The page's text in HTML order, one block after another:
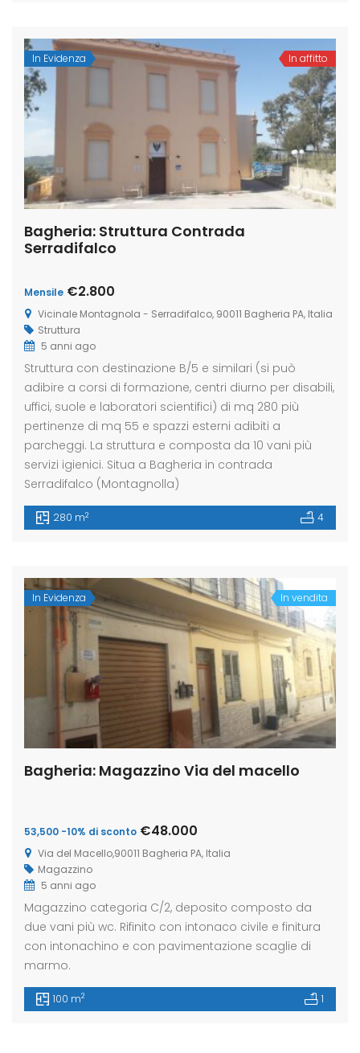
In Evidenza In affitto
Bagheria: Struttura Contrada
Serradifalco
Mensile €2.800
Vicinale Montagnola - Serradifalco, 90011 Bagheria PA, Italia
Struttura
5 anni ago
Struttura con destinazione B/5 e similari (si può
adibire a corsi di formazione, centri diurno per disabili,
uffici, suole e laboratori scientifici) di mq 280 più
pertinenze di mq 55 e spazzi esterni adibiti a
parcheggi. La struttura e composta da 10 vani più
servizi igienici. Situa a Bagheria in contrada
Serradifalco (Montagnolla)
280 m2 4
In Evidenza In vendita
Bagheria: Magazzino Via del macello
53,500 -10% di sconto €48.000
Via del Macello,90011 Bagheria PA, Italia
Magazzino
5 anni ago
Magazzino categoria C/2, deposito composto da
due vani più wc. Rifinito con intonaco civile e finitura
con intonachino e con pavimentazione scaglie di
marmo.
100 m2 1